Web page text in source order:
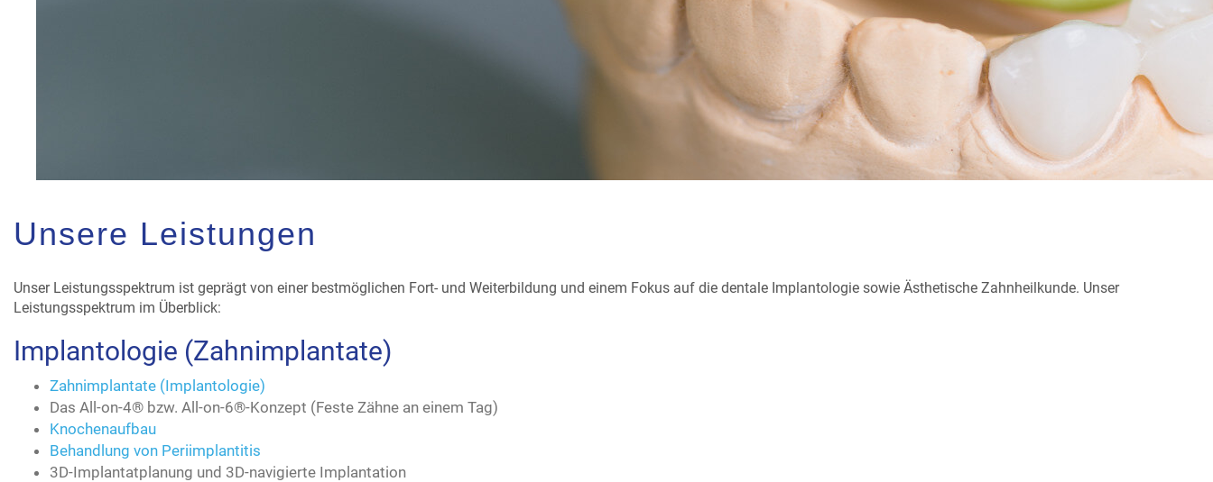
Bleaching (Zahnaufhellung)
Veneers & Lumineers®
Downloads
Anfahrt
Jobs
ZFA für die Stuhlassistenz, evtl. Prophylaxe (m/w/d)
ZFA für Abrechnung, evtl. Rezeption (m/w/d)
Unsere Leistungen
Unser Leistungsspektrum ist geprägt von einer bestmöglichen Fort- und Weiterbildung und einem Fokus auf die dentale Implantologie sowie Ästhetische Zahnheilkunde. Unser
Leistungsspektrum im Überblick:
Implantologie (Zahnimplantate)
Zahnimplantate (Implantologie)
Das All-on-4® bzw. All-on-6®-Konzept (Feste Zähne an einem Tag)
Knochenaufbau
Behandlung von Periimplantitis
3D-Implantatplanung und 3D-navigierte Implantation